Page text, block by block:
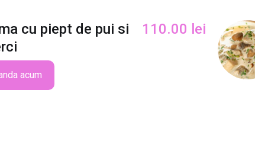
cu piept de pui si
110.00 lei
acum